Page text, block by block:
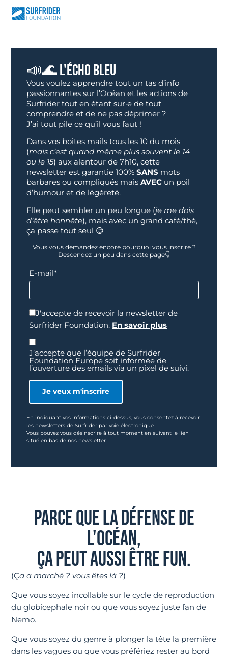
📣🌊 L'ÉCHO BLEU
Vous voulez apprendre tout un tas d’info
passionnantes sur l’Océan et les actions de
Surfrider tout en étant sur·e de tout
comprendre et de ne pas déprimer ?
J’ai tout pile ce qu’il vous faut !
Dans vos boites mails tous les 10 du mois
(mais c’est quand même plus souvent le 14
ou le 15) aux alentour de 7h10, cette
newsletter est garantie 100%SANS mots
barbares ou compliqués maisAVEC un poil
d’humour et de légèreté.
Elle peut sembler un peu longue (je me dois
d’être honnête), mais avec un grand café/thé,
ça passe tout seul 😊
Vous vous demandez encore pourquoi vous inscrire ?
Descendez un peu dans cette page👇
E-mail*
J'accepte de recevoir la newsletter de
Surfrider Foundation. En savoir plus
J’accepte que l’équipe de Surfrider
Foundation Europe soit informée de
l’ouverture des emails via un pixel de suivi.
En indiquant vos informations ci-dessus, vous consentez à recevoir
les newsletters de Surfrider par voie électronique.
Vous pouvez vous désinscrire à tout moment en suivant le lien
situé en bas de nos newsletter.
PARCE QUE LA DÉFENSE DE
L'OCÉAN,
ÇA PEUT AUSSI ÊTRE FUN.
(Ça a marché ? vous êtes là ?)
Que vous soyez incollable sur le cycle de reproduction
du globicephale noir ou que vous soyez juste fan de
Nemo.
Que vous soyez du genre à plonger la tête la première
dans les vagues ou que vous préfériez rester au bord